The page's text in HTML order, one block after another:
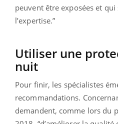
peuvent être exposées et
l’expertise.”
Utiliser une
nuit
Pour finir, les spécialistes
recommandations.
demandent, comme lors du